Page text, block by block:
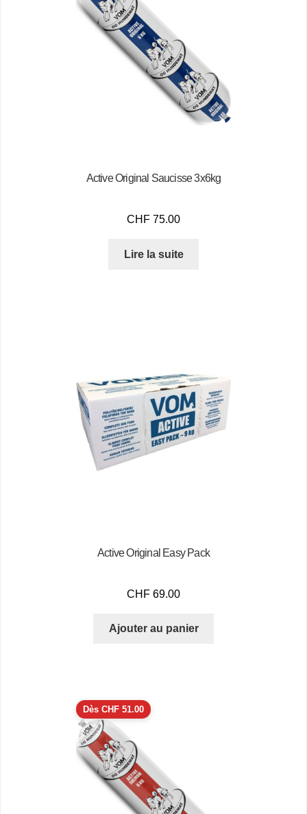
Active Original Saucisse 3x6kg
CHF 75.00
Lire la suite
Active Original Easy Pack
CHF 69.00
Ajouter au panier
Dès CHF 51.00